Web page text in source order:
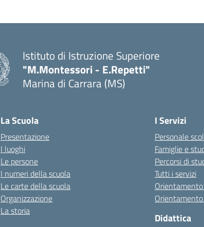
Istituto di Istruzione Superiore
"M.Montessori - E.Repetti"
Marina di Carrara (MS)
La Scuola
Presentazione
I luoghi
Le persone
I numeri della scuola
Le carte della scuola
Organizzazione
La storia
I Servizi
Personale
Famiglie e
Percorsi di
Tutti i servizi
Didattica